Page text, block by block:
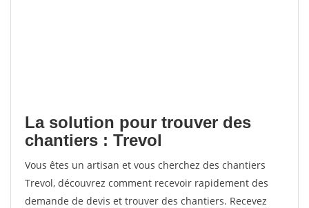
La solution pour trouver des
chantiers : Trevol
Vous êtes un artisan et vous cherchez des chantiers
Trevol, découvrez comment recevoir rapidement des
demande de devis et trouver des chantiers. Recevez